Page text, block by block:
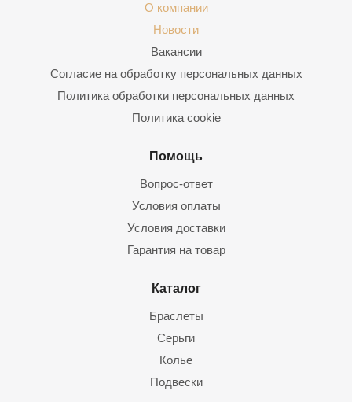
О компании
Новости
Вакансии
Согласие на обработку персональных данных
Политика обработки персональных данных
Политика cookie
Помощь
Вопрос-ответ
Условия оплаты
Условия доставки
Гарантия на товар
Каталог
Браслеты
Серьги
Колье
Подвески